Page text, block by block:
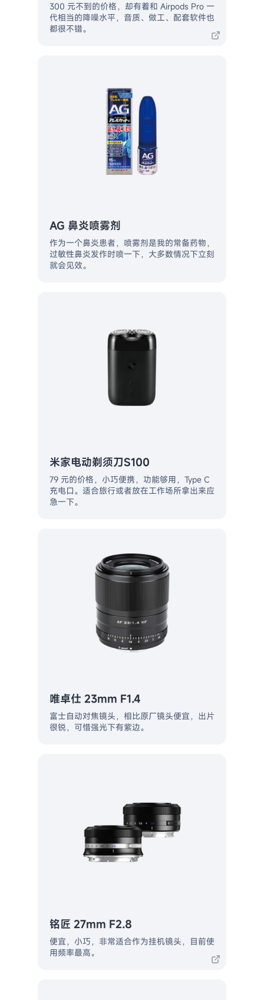
300 元不到的价格，却有着和 Airpods Pro 一
代相当的降噪水平，音质、做工、配套软件也
都很不错。
AG 鼻炎喷雾剂
作为一个鼻炎患者，喷雾剂是我的常备药物，
过敏性鼻炎发作时喷一下，大多数情况下立刻
就会见效。
米家电动剃须刀S100
79 元的价格，小巧便携，功能够用，Type C
充电口。适合旅行或者放在工作场所拿出来应
急一下。
唯卓仕 23mm F1.4
富士自动对焦镜头，相比原厂镜头便宜，出片
很锐，可惜强光下有紫边。
铭匠 27mm F2.8
便宜，小巧，非常适合作为挂机镜头，目前使
用频率最高。